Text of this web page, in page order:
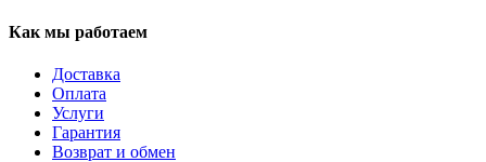
Как мы работаем
Доставка
Оплата
Услуги
Гарантия
Возврат и обмен